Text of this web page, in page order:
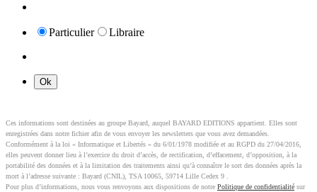
Particulier Libraire
Ces informations sont destinées au groupe Bayard, auquel BAYARD EDITIONS appartient. Elles sont
enregistrées dans notre fichier afin de vous envoyer les newsletters que vous avez demandées.
Conformément à la loi « Informatique et Libertés » du 6/01/1978 modifiée et au RGPD du 27/04/2016,
elles peuvent donner lieu à l’exercice du droit d’accès, de rectification, d’effacement, d’opposition, à la
portabilité des données et à la limitation des traitements ainsi qu’à connaître le sort des données après la
mort à l’adresse suivante : Bayard (CNIL), TSA 10065, 59714 Lille Cedex 9 .
Pour plus d’informations, nous vous renvoyons aux dispositions de notre Politique de confidentialité sur